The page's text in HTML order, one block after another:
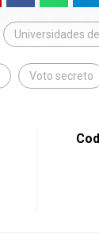
Universidades
Voto secreto